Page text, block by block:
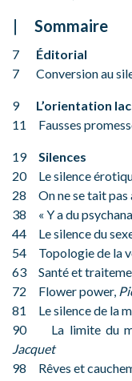
Sommaire
7 Éditorial
7 Conversion au
9 L’orientation
11 Fausses
19 Silences
20 Le silence
28 On ne se tait pas
38 « Y a du
44 Le silence du
54 Topologie de la
63 Santé et
72 Flower power,
81 Le silence de la
90 La limite du
Jacquet
98 Rêves et